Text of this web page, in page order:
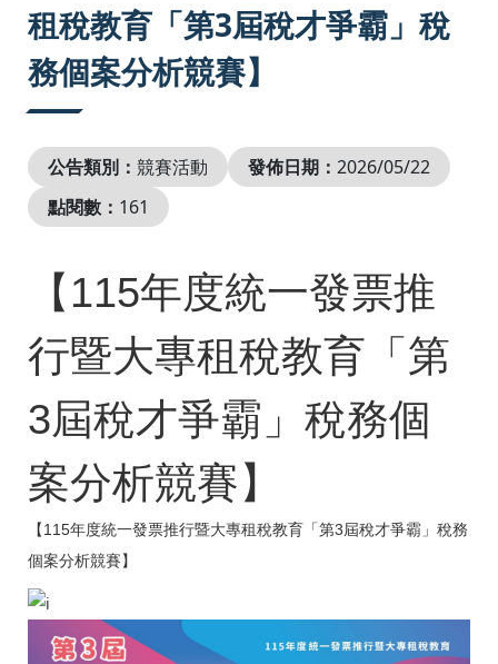
租稅教育「第3屆稅才爭霸」稅
務個案分析競賽】
公告類別： 競賽活動 發佈日期： 2026/05/22
點閱數： 161
【115年度統一發票推
行暨大專租稅教育「第
3屆稅才爭霸」稅務個
案分析競賽】
【115年度統一發票推行暨大專租稅教育「第3屆稅才爭霸」稅務
個案分析競賽】